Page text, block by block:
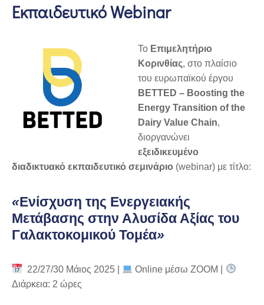
Εκπαιδευτικό Webinar
Το Επιμελητήριο
Κορινθίας, στο πλαίσιο
του ευρωπαϊκού έργου
BETTED – Boosting the
Energy Transition of the
Dairy Value Chain,
διοργανώνει
εξειδικευμένο
διαδικτυακό εκπαιδευτικό σεμινάριο (webinar) με τίτλο:
«Ενίσχυση της Ενεργειακής
Μετάβασης στην Αλυσίδα Αξίας του
Γαλακτοκομικού Τομέα»
22/27/30 Μάιος 2025 |
Online μέσω ZOOM |
Διάρκεια: 2 ώρες